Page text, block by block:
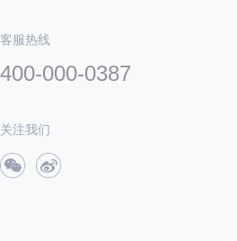
客服热线
400-000-0387
关注我们